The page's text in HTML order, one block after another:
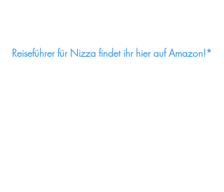
Reiseführer für Nizza findet ihr hier auf Amazon!*